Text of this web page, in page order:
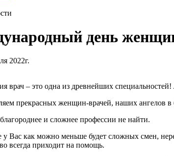
день
2022г.
врач – это одна из древнейших
прекрасных женщин-врачей, наших ангелов в
и сложнее профессии не найти.
у Вас как можно меньше будет сложных смен,
всегда приходит на помощь.